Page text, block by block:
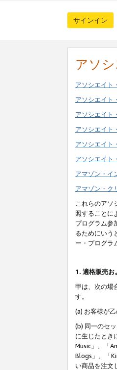
サインイン
アソ
アソシエイト
アソシエイト
アソシエイト
アソシエイト
アソシエイト
アソシエイト
アマゾン・イ
アマゾン・ク
これらのアソ
照することに
プログラム参
るためにいう
ー・プログラ
1. 適格販売お
甲は、次の場
す。
(a) お客様が
(b) 同一のセ
に生じたとき
Music」、「
Blogs」、「
い商品を注文